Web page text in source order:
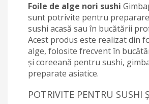
Foile de alge nori sushi
sunt potrivite pentru
sushi acasă sau în bucătării
Acest produs este realizat din
alge, folosite frecvent în
și coreeană pentru sushi,
preparate asiatice.
POTRIVITE PENTRU SUSHI